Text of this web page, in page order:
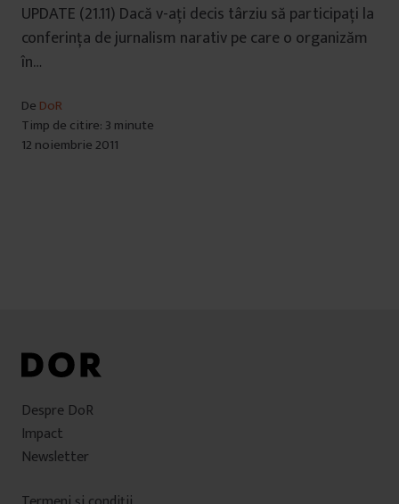
UPDATE (21.11) Dacă v-ați decis târziu să participați la
conferința de jurnalism narativ pe care o organizăm
în…
De DoR
Timp de citire: 3 minute
12 noiembrie 2011
Despre DoR
Impact
Newsletter